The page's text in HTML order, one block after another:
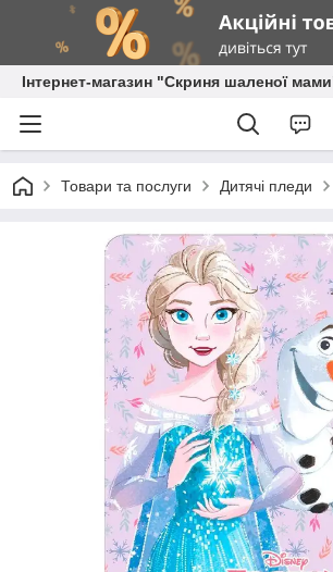
Інтернет-магазин "Скриня шаленої
Товари та послуги Дитячі пледи